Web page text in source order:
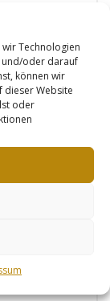
Technologien
und/oder darauf
können wir
dieser Website
oder
die
habe.
deutlich